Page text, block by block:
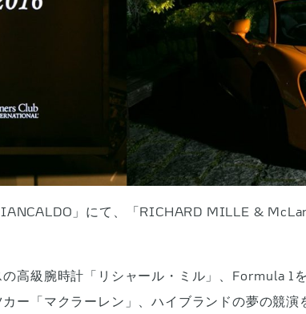
」にて、「RICHARD MILLE &
高級腕時計「リシャール・ミル」、Formula 1
ー「マクラーレン」、ハイブランドの夢の競